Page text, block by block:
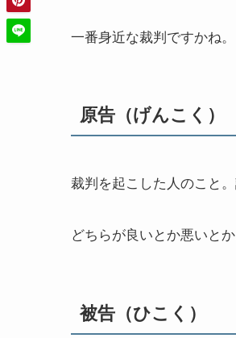
一番身近な裁判ですかね。
原告（げんこく）
裁判を起こした人のこと
どちらが良いとか悪いと
被告（ひこく）